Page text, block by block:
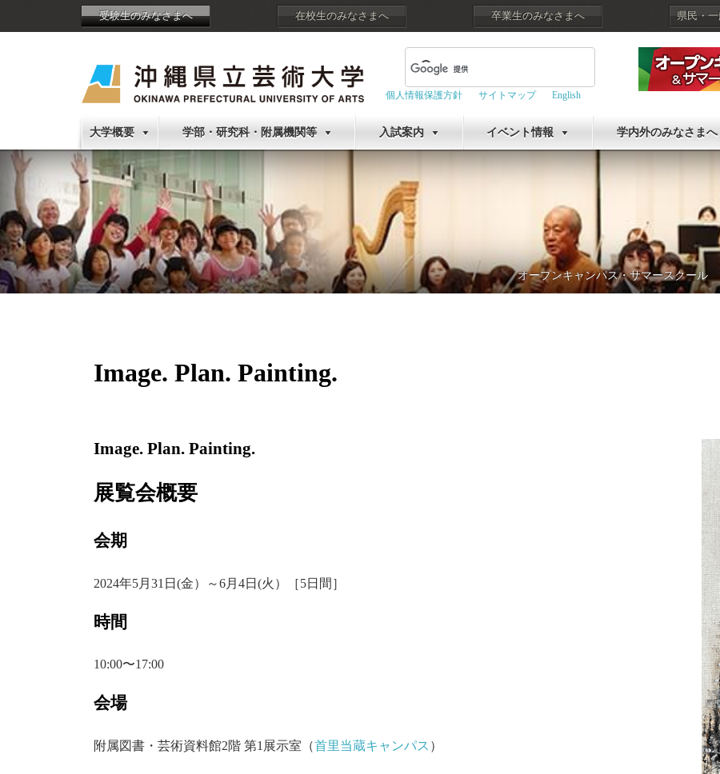
受験生のみなさまへ 在校生のみなさまへ 卒業生のみなさまへ 県民・
個人情報保護方針 サイトマップ English
大学概要 学部・研究科・附属機関等 入試案内 イベント情報 学内外のみなさまへ
オープンキャンパス・サマースクール
Image. Plan. Painting.
Image. Plan. Painting.
展覧会概要
会期
2024年5月31日(金）～6月4日(火）［5日間］
時間
10:00〜17:00
会場
附属図書・芸術資料館2階 第1展示室（首里当蔵キャンパス ）